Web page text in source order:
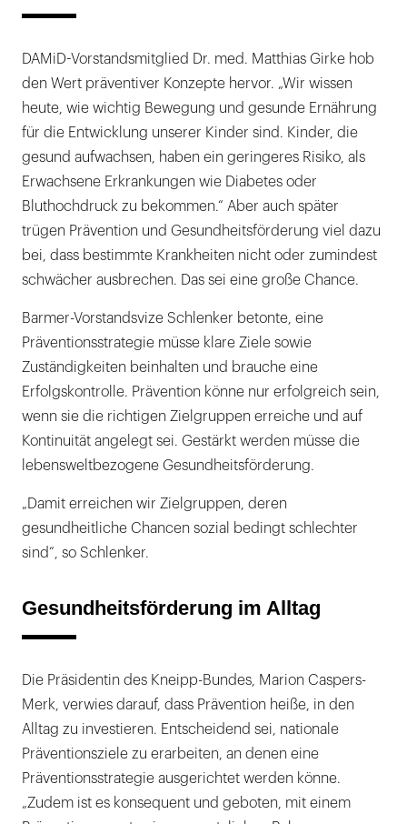
DAMiD-Vorstandsmitglied Dr. med. Matthias Girke hob
den Wert präventiver Konzepte hervor. „Wir wissen
heute, wie wichtig Bewegung und gesunde Ernährung
für die Entwicklung unserer Kinder sind. Kinder, die
gesund aufwachsen, haben ein geringeres Risiko, als
Erwachsene Erkrankungen wie Diabetes oder
Bluthochdruck zu bekommen.“ Aber auch später
trügen Prävention und Gesundheitsförderung viel dazu
bei, dass bestimmte Krankheiten nicht oder zumindest
schwächer ausbrechen. Das sei eine große Chance.
Barmer-Vorstandsvize Schlenker betonte, eine
Präventionsstrategie müsse klare Ziele sowie
Zuständigkeiten beinhalten und brauche eine
Erfolgskontrolle. Prävention könne nur erfolgreich sein,
wenn sie die richtigen Zielgruppen erreiche und auf
Kontinuität angelegt sei. Gestärkt werden müsse die
lebensweltbezogene Gesundheitsförderung.
„Damit erreichen wir Zielgruppen, deren
gesundheitliche Chancen sozial bedingt schlechter
sind“, so Schlenker.
Gesundheitsförderung im Alltag
Die Präsidentin des Kneipp-Bundes, Marion Caspers-
Merk, verwies darauf, dass Prävention heiße, in den
Alltag zu investieren. Entscheidend sei, nationale
Präventionsziele zu erarbeiten, an denen eine
Präventionsstrategie ausgerichtet werden könne.
„Zudem ist es konsequent und geboten, mit einem